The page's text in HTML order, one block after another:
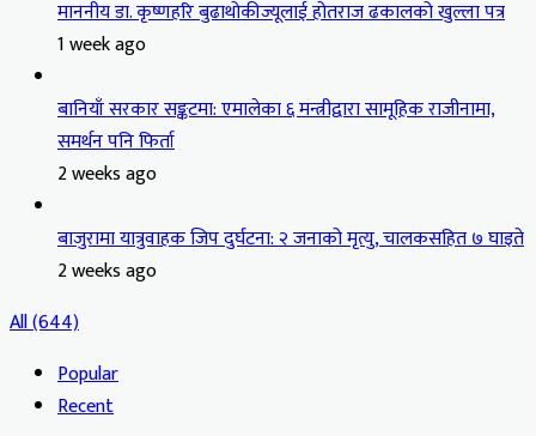
माननीय डा. कृष्णहरि बुढाथोकीज्यूलाई होतराज ढकालको खुल्ला पत्र
1 week ago
बानियाँ सरकार सङ्कटमा: एमालेका ६ मन्त्रीद्वारा सामूहिक राजीनामा,
समर्थन पनि फिर्ता
2 weeks ago
बाजुरामा यात्रुवाहक जिप दुर्घटना: २ जनाको मृत्यु, चालकसहित ७ घाइते
2 weeks ago
All (644)
Popular
Recent